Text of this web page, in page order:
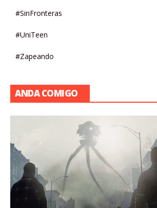
#SinFronteras
#UniTeen
#Zapeando
ANDA COMIGO